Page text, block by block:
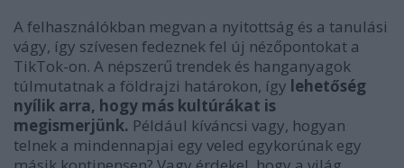
A felhasználókban megvan a nyitottság és a tanulási
vágy, így szívesen fedeznek fel új nézőpontokat a
TikTok-on. A népszerű trendek és hanganyagok
túlmutatnak a földrajzi határokon, így lehetőség
nyílik arra, hogy más kultúrákat is
megismerjünk. Például kíváncsi vagy, hogyan
telnek a mindennapjai egy veled egykorúnak egy